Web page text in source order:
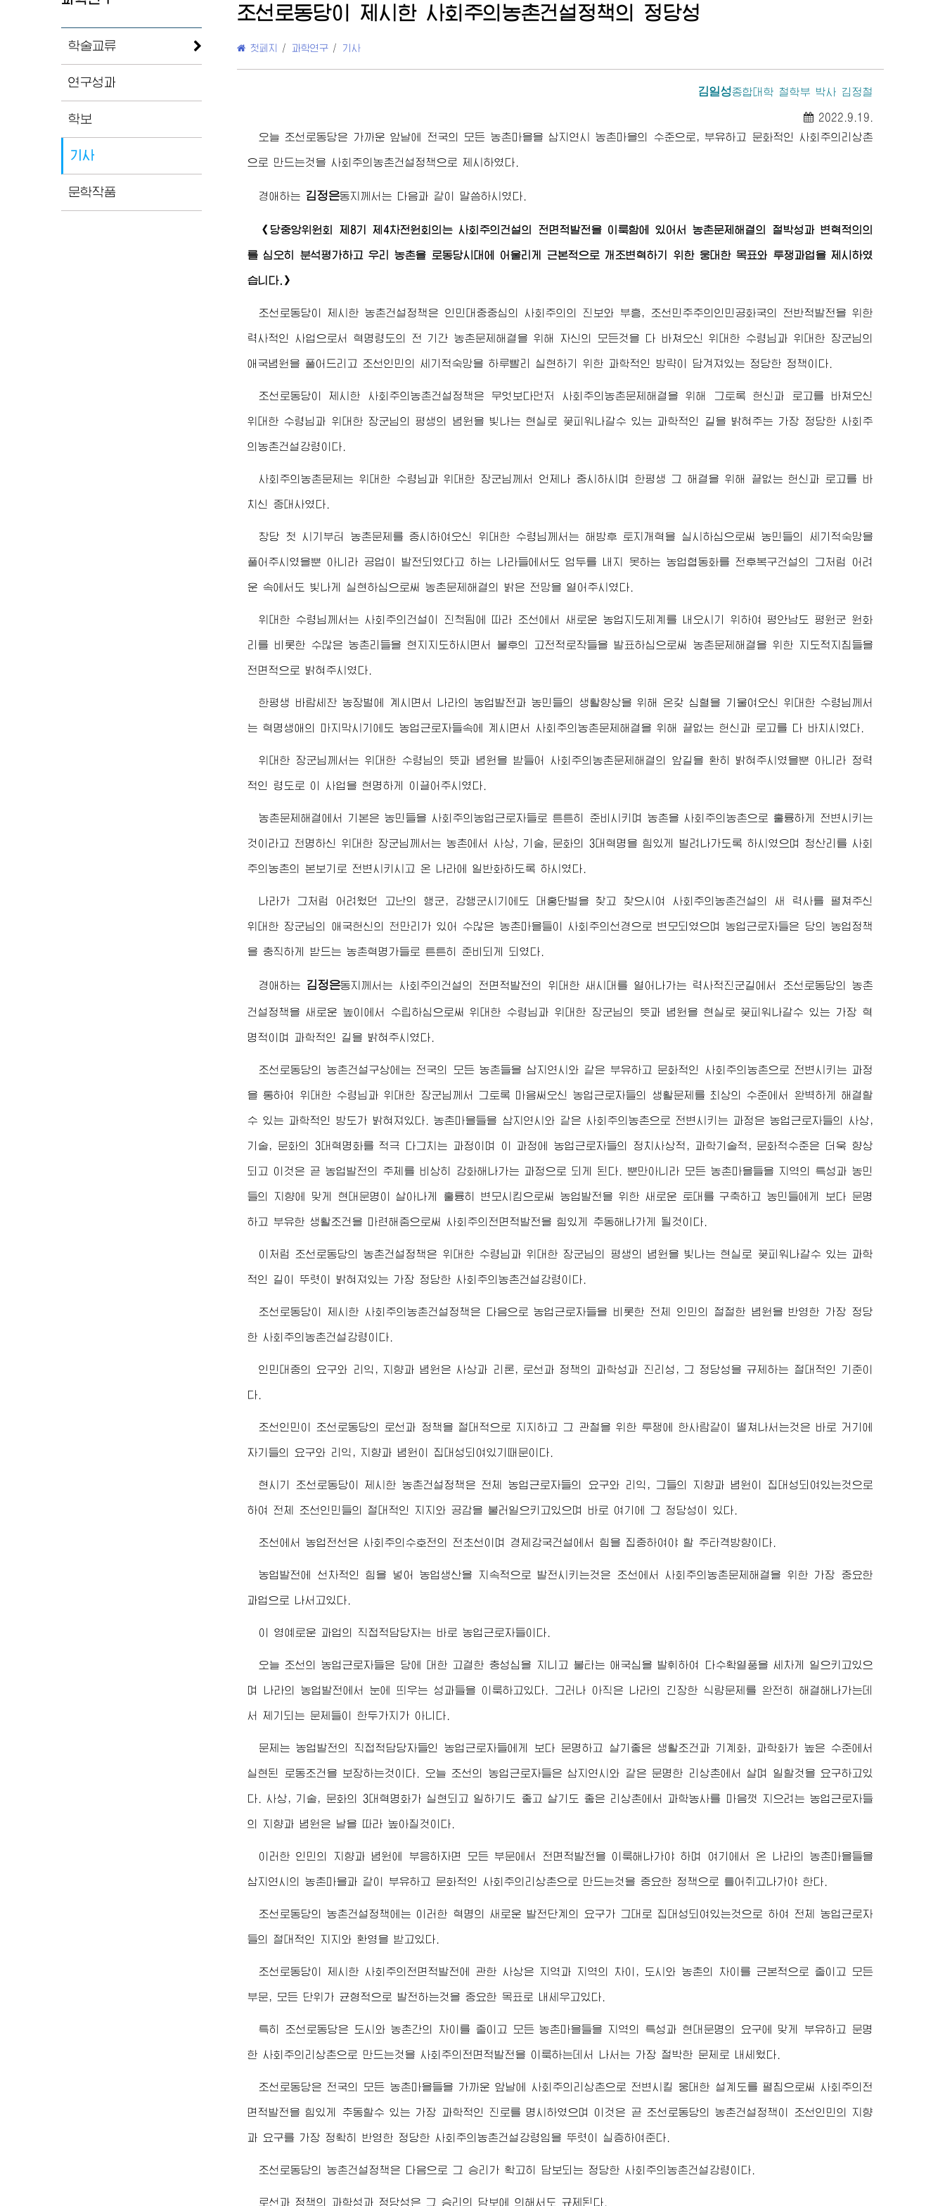
학술교류
연구성과
학보
기사
문학작품
조선로동당이 제시한 사회주의농촌건설정책의 정당성
첫페지 / 과학연구 / 기사
김일성종합대학 철학부 박사 김정철
2022.9.19.
오늘 조선로동당은 가까운 앞날에 전국의 모든 농촌마을을 삼지연시 농촌마을의 수준으로, 부유하고 문화적인 사회주의리상촌
으로 만드는것을 사회주의농촌건설정책으로 제시하였다.
경애하는 김정은동지 께서는 다음과 같이 말씀하시였다.
《당중앙위원회 제8기 제4차전원회의는 사회주의건설의 전면적발전을 이룩함에 있어서 농촌문제해결의 절박성과 변혁적의의
를 심오히 분석평가하고 우리 농촌을 로동당시대에 어울리게 근본적으로 개조변혁하기 위한 웅대한 목표와 투쟁과업을 제시하였
습니다.》
조선로동당이 제시한 농촌건설정책은 인민대중중심의 사회주의의 진보와 부흥, 조선민주주의인민공화국의 전반적발전을 위한
력사적인 사업으로서 혁명령도의 전 기간 농촌문제해결을 위해 자신의 모든것을 다 바쳐오신위대한 수령님 과위대한 장군님의
애국념원을 풀어드리고 조선인민의 세기적숙망을 하루빨리 실현하기 위한 과학적인 방략이 담겨져있는 정당한 정책이다.
조선로동당이 제시한 사회주의농촌건설정책은 무엇보다먼저 사회주의농촌문제해결을 위해 그토록 헌신과 로고를 바쳐오신
위대한 수령님 과 위대한 장군님의 평생의 념원을 빛나는 현실로 꽃피워나갈수 있는 과학적인 길을 밝혀주는 가장 정당한 사회주
의농촌건설강령이다.
사회주의농촌문제는 위대한 수령님 과위대한 장군님께서 언제나 중시하시며 한평생 그 해결을 위해 끝없는 헌신과 로고를 바
치신 중대사였다.
창당 첫 시기부터 농촌문제를 중시하여오신 위대한 수령님께서는 해방후 토지개혁을 실시하심으로써 농민들의 세기적숙망을
풀어주시였을뿐 아니라 공업이 발전되였다고 하는 나라들에서도 엄두를 내지 못하는 농업협동화를 전후복구건설의 그처럼 어려
운 속에서도 빛나게 실현하심으로써 농촌문제해결의 밝은 전망을 열어주시였다.
위대한 수령님께서 는 사회주의건설이 진척됨에 따라 조선에서 새로운 농업지도체계를 내오시기 위하여 평안남도 평원군 원화
리를 비롯한 수많은 농촌리들을 현지지도하시면서 불후의 고전적로작들을 발표하심으로써 농촌문제해결을 위한 지도적지침들을
전면적으로 밝혀주시였다.
한평생 바람세찬 농장벌에 계시면서 나라의 농업발전과 농민들의 생활향상을 위해 온갖 심혈을 기울여오신 위대한 수령님께서
는 혁명생애의 마지막시기에도 농업근로자들속에 계시면서 사회주의농촌문제해결을 위해 끝없는 헌신과 로고를 다 바치시였다.
위대한 장군님께서 는 위대한 수령님 의 뜻과 념원을 받들어 사회주의농촌문제해결의 앞길을 환히 밝혀주시였을뿐 아니라 정력
적인 령도로 이 사업을 현명하게 이끌어주시였다.
농촌문제해결에서 기본은 농민들을 사회주의농업근로자들로 튼튼히 준비시키며 농촌을 사회주의농촌으로 훌륭하게 전변시키는
것이라고 천명하신 위대한 장군님께서 는 농촌에서 사상, 기술, 문화의 3대혁명을 힘있게 벌려나가도록 하시였으며 청산리를 사회
주의농촌의 본보기로 전변시키시고 온 나라에 일반화하도록 하시였다.
나라가 그처럼 어려웠던 고난의 행군, 강행군시기에도 대홍단벌을 찾고 찾으시여 사회주의농촌건설의 새 력사를 펼쳐주신
위대한 장군님의 애국헌신의 천만리가 있어 수많은 농촌마을들이 사회주의선경으로 변모되였으며 농업근로자들은 당의 농업정책
을 충직하게 받드는 농촌혁명가들로 튼튼히 준비되게 되였다.
경애하는 김정은동지 께서는 사회주의건설의 전면적발전의 위대한 새시대를 열어나가는 력사적진군길에서 조선로동당의 농촌
건설정책을 새로운 높이에서 수립하심으로써위대한 수령님 과위대한 장군님의 뜻과 념원을 현실로 꽃피워나갈수 있는 가장 혁
명적이며 과학적인 길을 밝혀주시였다.
조선로동당의 농촌건설구상에는 전국의 모든 농촌들을 삼지연시와 같은 부유하고 문화적인 사회주의농촌으로 전변시키는 과정
을 통하여 위대한 수령님 과위대한 장군님께서 그토록 마음써오신 농업근로자들의 생활문제를 최상의 수준에서 완벽하게 해결할
수 있는 과학적인 방도가 밝혀져있다. 농촌마을들을 삼지연시와 같은 사회주의농촌으로 전변시키는 과정은 농업근로자들의 사상,
기술, 문화의 3대혁명화를 적극 다그치는 과정이며 이 과정에 농업근로자들의 정치사상적, 과학기술적, 문화적수준은 더욱 향상
되고 이것은 곧 농업발전의 주체를 비상히 강화해나가는 과정으로 되게 된다. 뿐만아니라 모든 농촌마을들을 지역의 특성과 농민
들의 지향에 맞게 현대문명이 살아나게 훌륭히 변모시킴으로써 농업발전을 위한 새로운 토대를 구축하고 농민들에게 보다 문명
하고 부유한 생활조건을 마련해줌으로써 사회주의전면적발전을 힘있게 추동해나가게 될것이다.
이처럼 조선로동당의 농촌건설정책은 위대한 수령님 과위대한 장군님의 평생의 념원을 빛나는 현실로 꽃피워나갈수 있는 과학
적인 길이 뚜렷이 밝혀져있는 가장 정당한 사회주의농촌건설강령이다.
조선로동당이 제시한 사회주의농촌건설정책은 다음으로 농업근로자들을 비롯한 전체 인민의 절절한 념원을 반영한 가장 정당
한 사회주의농촌건설강령이다.
인민대중의 요구와 리익, 지향과 념원은 사상과 리론, 로선과 정책의 과학성과 진리성, 그 정당성을 규제하는 절대적인 기준이
다.
조선인민이 조선로동당의 로선과 정책을 절대적으로 지지하고 그 관철을 위한 투쟁에 한사람같이 떨쳐나서는것은 바로 거기에
자기들의 요구와 리익, 지향과 념원이 집대성되여있기때문이다.
현시기 조선로동당이 제시한 농촌건설정책은 전체 농업근로자들의 요구와 리익, 그들의 지향과 념원이 집대성되여있는것으로
하여 전체 조선인민들의 절대적인 지지와 공감을 불러일으키고있으며 바로 여기에 그 정당성이 있다.
조선에서 농업전선은 사회주의수호전의 전초선이며 경제강국건설에서 힘을 집중하여야 할 주타격방향이다.
농업발전에 선차적인 힘을 넣어 농업생산을 지속적으로 발전시키는것은 조선에서 사회주의농촌문제해결을 위한 가장 중요한
과업으로 나서고있다.
이 영예로운 과업의 직접적담당자는 바로 농업근로자들이다.
오늘 조선의 농업근로자들은 당에 대한 고결한 충성심을 지니고 불타는 애국심을 발휘하여 다수확열풍을 세차게 일으키고있으
며 나라의 농업발전에서 눈에 띄우는 성과들을 이룩하고있다. 그러나 아직은 나라의 긴장한 식량문제를 완전히 해결해나가는데
서 제기되는 문제들이 한두가지가 아니다.
문제는 농업발전의 직접적담당자들인 농업근로자들에게 보다 문명하고 살기좋은 생활조건과 기계화, 과학화가 높은 수준에서
실현된 로동조건을 보장하는것이다. 오늘 조선의 농업근로자들은 삼지연시와 같은 문명한 리상촌에서 살며 일할것을 요구하고있
다. 사상, 기술, 문화의 3대혁명화가 실현되고 일하기도 좋고 살기도 좋은 리상촌에서 과학농사를 마음껏 지으려는 농업근로자들
의 지향과 념원은 날을 따라 높아질것이다.
이러한 인민의 지향과 념원에 부응하자면 모든 부문에서 전면적발전을 이룩해나가야 하며 여기에서 온 나라의 농촌마을들을
삼지연시의 농촌마을과 같이 부유하고 문화적인 사회주의리상촌으로 만드는것을 중요한 정책으로 틀어쥐고나가야 한다.
조선로동당의 농촌건설정책에는 이러한 혁명의 새로운 발전단계의 요구가 그대로 집대성되여있는것으로 하여 전체 농업근로자
들의 절대적인 지지와 환영을 받고있다.
조선로동당이 제시한 사회주의전면적발전에 관한 사상은 지역과 지역의 차이, 도시와 농촌의 차이를 근본적으로 줄이고 모든
부문, 모든 단위가 균형적으로 발전하는것을 중요한 목표로 내세우고있다.
특히 조선로동당은 도시와 농촌간의 차이를 줄이고 모든 농촌마을들을 지역의 특성과 현대문명의 요구에 맞게 부유하고 문명
한 사회주의리상촌으로 만드는것을 사회주의전면적발전을 이룩하는데서 나서는 가장 절박한 문제로 내세웠다.
조선로동당은 전국의 모든 농촌마을들을 가까운 앞날에 사회주의리상촌으로 전변시킬 웅대한 설계도를 펼침으로써 사회주의전
면적발전을 힘있게 추동할수 있는 가장 과학적인 진로를 명시하였으며 이것은 곧 조선로동당의 농촌건설정책이 조선인민의 지향
과 요구를 가장 정확히 반영한 정당한 사회주의농촌건설강령임을 뚜렷이 실증하여준다.
조선로동당의 농촌건설정책은 다음으로 그 승리가 확고히 담보되는 정당한 사회주의농촌건설강령이다.
로선과 정책의 과학성과 정당성은 그 승리의 담보에 의해서도 규제된다.